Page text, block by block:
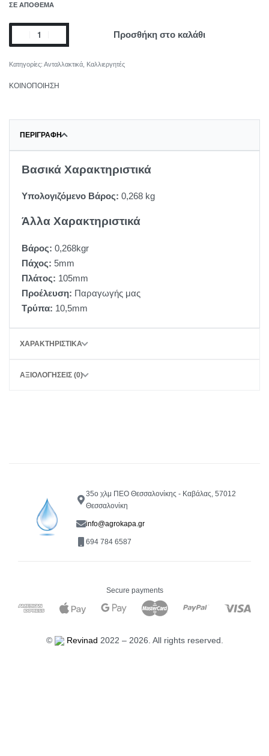
ΣΕ ΑΠΌΘΕΜΑ
Προσθήκη στο καλάθι
Κατηγορίες: Ανταλλακτικά Καλλιεργητές
ΚΟΙΝΟΠΟΙΗΣΗ
ΠΕΡΙΓΡΑΦΉ
Βασικά Χαρακτηριστικά
Υπολογιζόμενο Βάρος: 0,268 kg
Άλλα Χαρακτηριστικά
Βάρος: 0,268kgr
Πάχος: 5mm
Πλάτος: 105mm
Προέλευση: Παραγωγής μας
Τρύπα: 10,5mm
ΧΑΡΑΚΤΗΡΙΣΤΙΚΆ
ΑΞΙΟΛΟΓΉΣΕΙΣ (0)
35ο χλμ ΠΕΟ Θεσσαλονίκης - Καβάλας, 57012
Θεσσαλονίκη
info@agrokapa.gr
694 784 6587
© Revinad 2022 – 2026. All rights reserved.
Secure payments